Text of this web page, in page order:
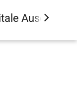
Ausgaben